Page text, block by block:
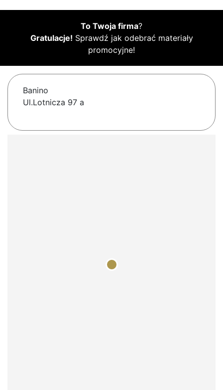
To Twoja firma?
Gratulacje! Sprawdź jak odebrać materiały
promocyjne!
Banino
Ul.Lotnicza 97 a